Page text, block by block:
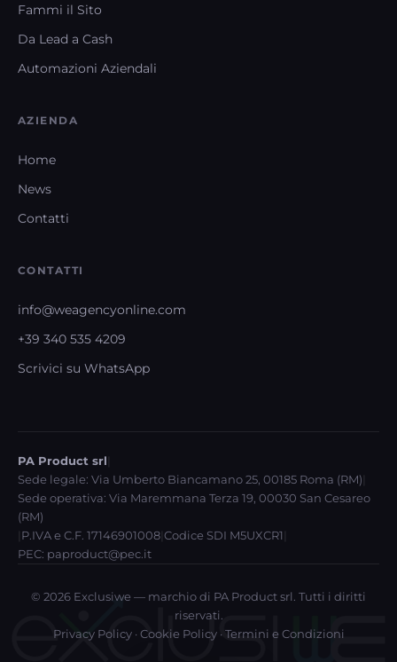
Fammi il Sito
Da Lead a Cash
Automazioni Aziendali
AZIENDA
Home
News
Contatti
CONTATTI
info@weagencyonline.com
+39 340 535 4209
Scrivici su WhatsApp
PA Product srl
Sede legale: Via Umberto Biancamano 25, 00185 Roma (RM)
Sede operativa: Via Maremmana Terza 19, 00030 San Cesareo
(RM)
P.IVA e C.F. 17146901008 Codice SDI M5UXCR1
PEC: paproduct@pec.it
© 2026 Exclusiwe — marchio di PA Product srl. Tutti i diritti
riservati.
Privacy Policy· Cookie Policy· Termini e Condizioni